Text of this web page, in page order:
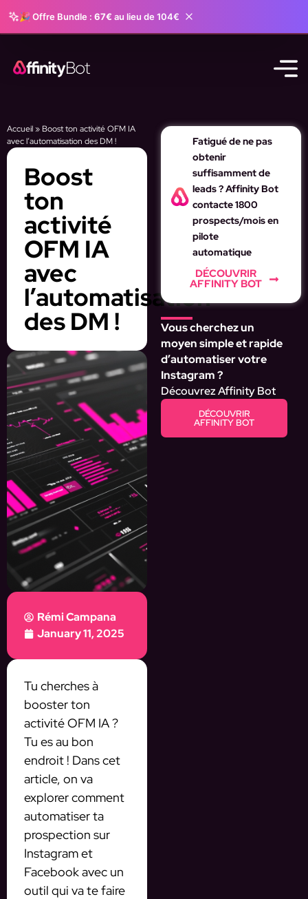
🎉 Offre Bundle : 67€ au lieu de 104€
Accueil» Boost ton activité OFM IA
avec l’automatisation des DM !
Boost
ton
activité
OFM IA
avec
l’automatisation
des DM !
Rémi Campana
January 11, 2025
Tu cherches à
booster ton
activité OFM IA ?
Tu es au bon
endroit ! Dans cet
article, on va
explorer comment
automatiser ta
prospection sur
Instagram et
Facebook avec un
outil qui va te faire
Fatigué de ne pas
obtenir
suffisamment de
leads ? Affinity Bot
contacte 1800
prospects/mois en
pilote
automatique
DÉCOUVRIR
AFFINITY BOT
Vous cherchez un
moyen simple et rapide
d’automatiser votre
Instagram ?
Découvrez Affinity Bot
DÉCOUVRIR
AFFINITY BOT